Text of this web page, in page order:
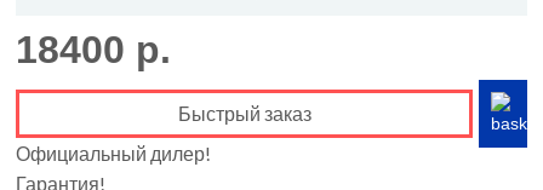
18400 р.
Быстрый заказ
Официальный дилер!
Гарантия!